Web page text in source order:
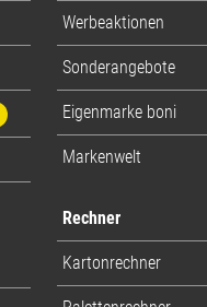
Werbeaktionen
Sonderangebote
Eigenmarke boni
Markenwelt
Rechner
Kartonrechner